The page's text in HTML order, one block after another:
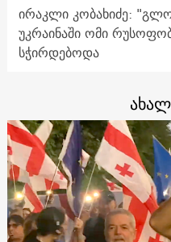
ირაკლი კობახიძე:
უკრაინაში ომი
სჭირდებოდა